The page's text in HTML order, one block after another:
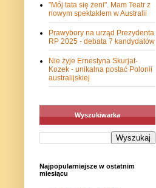
"Mój tata się żeni". Mam Teatr z
nowym spektaklem w Australii
Prawybory na urząd Prezydenta
RP 2025 - debata 7 kandydatów
Nie żyje Ernestyna Skurjat-
Kozek - unikalna postać Polonii
australijskiej
Wyszukiwarka
Najpopularniejsze w ostatnim
miesiącu